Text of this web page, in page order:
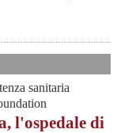
sanitaria
l'ospedale di